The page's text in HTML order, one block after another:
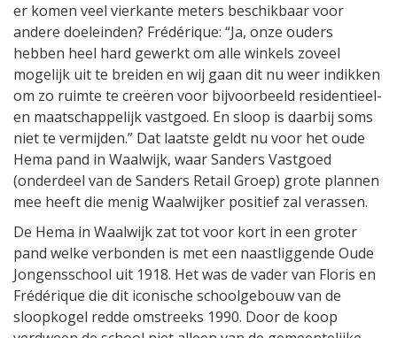
er komen veel vierkante meters beschikbaar voor
andere doeleinden? Frédérique: “Ja, onze ouders
hebben heel hard gewerkt om alle winkels zoveel
mogelijk uit te breiden en wij gaan dit nu weer indikken
om zo ruimte te creëren voor bijvoorbeeld residentieel-
en maatschappelijk vastgoed. En sloop is daarbij soms
niet te vermijden.” Dat laatste geldt nu voor het oude
Hema pand in Waalwijk, waar Sanders Vastgoed
(onderdeel van de Sanders Retail Groep) grote plannen
mee heeft die menig Waalwijker positief zal verassen.
De Hema in Waalwijk zat tot voor kort in een groter
pand welke verbonden is met een naastliggende Oude
Jongensschool uit 1918. Het was de vader van Floris en
Frédérique die dit iconische schoolgebouw van de
sloopkogel redde omstreeks 1990. Door de koop